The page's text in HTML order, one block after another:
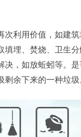
次利用价值，如建
填埋、焚烧、卫生
决，如放蚯蚓等。
余下来的一种垃圾